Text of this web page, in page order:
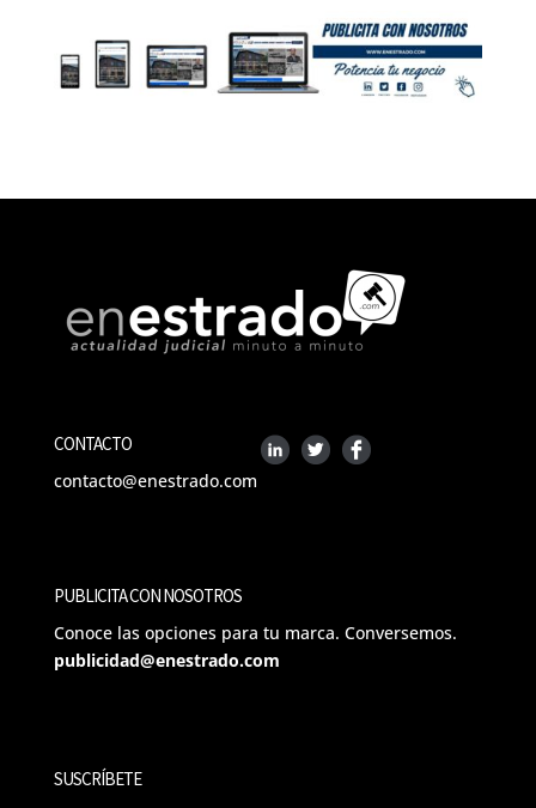
CONTACTO
contacto@enestrado.com
PUBLICITA CON NOSOTROS
Conoce las opciones para tu marca. Conversemos.
publicidad@enestrado.com
SUSCRÍBETE